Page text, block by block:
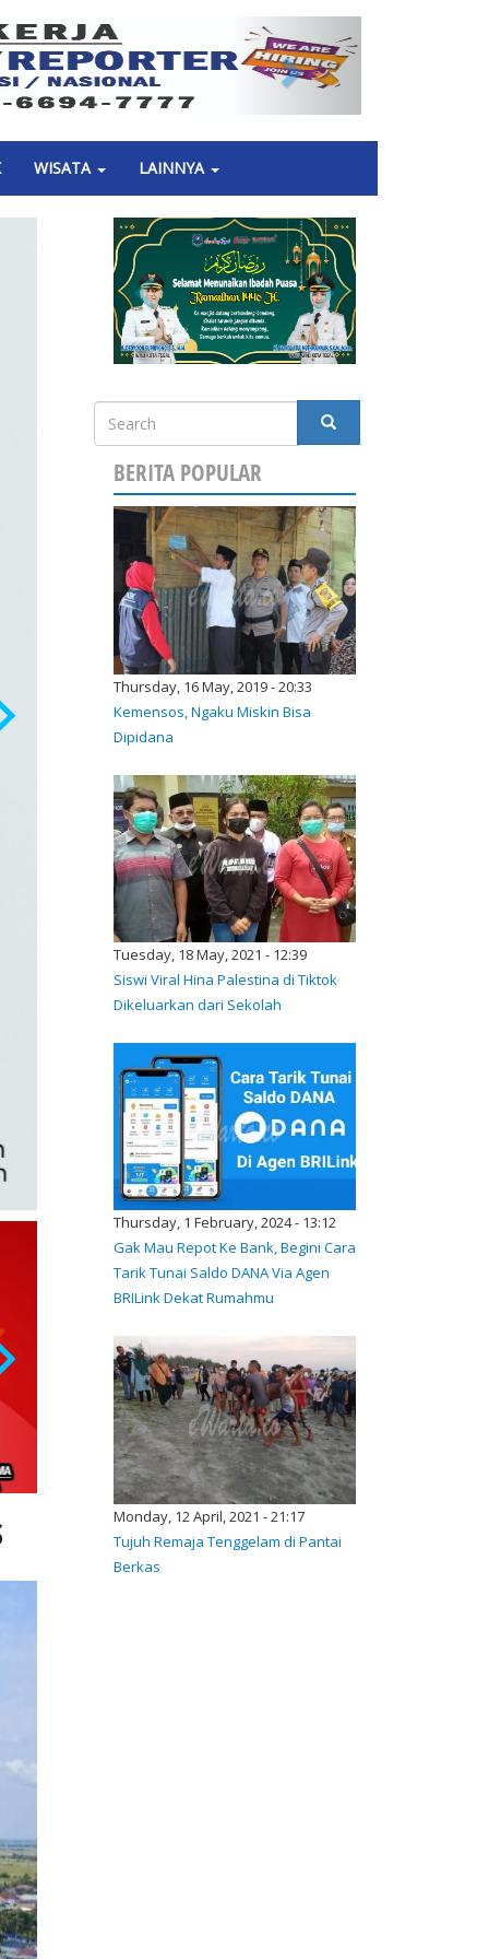
Next
WISATA LAINNYA
Search
SEARCH
BERITA POPULAR
Thursday, 16 May, 2019 - 20:33
Kemensos, Ngaku Miskin Bisa
Dipidana
Tuesday, 18 May, 2021 - 12:39
Siswi Viral Hina Palestina di Tiktok
Dikeluarkan dari Sekolah
Thursday, 1 February, 2024 - 13:12
Gak Mau Repot Ke Bank, Begini Cara
Tarik Tunai Saldo DANA Via Agen
BRILink Dekat Rumahmu
Monday, 12 April, 2021 - 21:17
Tujuh Remaja Tenggelam di Pantai
Berkas